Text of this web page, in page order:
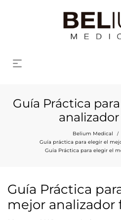
Guía Práctica
Belium Medical /
Guía práctica para elegir el
Guía Práctica para elegir el
Guía Práctica
mejor analizador